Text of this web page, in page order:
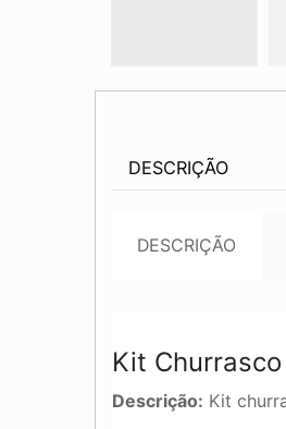
DESCRIÇÃO
DESCRIÇÃO
Kit
Descrição: Kit